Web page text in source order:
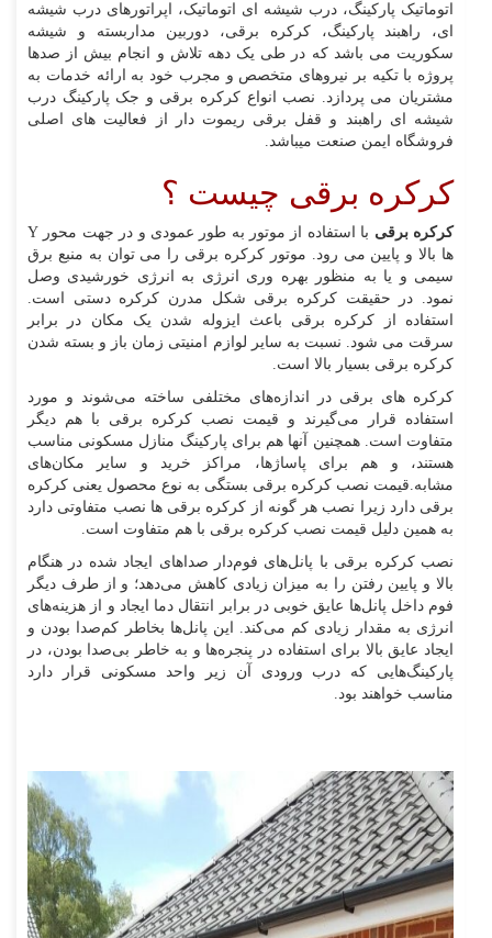
اتوماتیک پارکینگ، درب شیشه ای اتوماتیک، اپراتورهای درب شیشه
ای، راهبند پارکینگ، کرکره برقی، دوربین مداربسته و شیشه
سکوریت می باشد که در طی یک دهه تلاش و انجام بیش از صدها
پروژه با تکیه بر نیروهای متخصص و مجرب خود به ارائه خدمات به
مشتریان می پردازد. نصب انواع کرکره برقی و جک پارکینگ درب
شیشه ای راهبند و قفل برقی ریموت دار از فعالیت های اصلی
فروشگاه ایمن صنعت میباشد.
کرکره برقی چیست ؟
کرکره برقی
با استفاده از موتور به طور عمودی و در جهت محور Y
ها بالا و پایین می رود. موتور کرکره برقی را می توان به منبع برق
سیمی و یا به منظور بهره وری انرژی به انرژی خورشیدی وصل
نمود. در حقیقت کرکره برقی شکل مدرن کرکره دستی است.
استفاده از کرکره برقی باعث ایزوله شدن یک مکان در برابر
سرقت می شود. نسبت به سایر لوازم امنیتی زمان باز و بسته شدن
کرکره برقی بسیار بالا است.
کرکره‌ های برقی در اندازه‌های مختلفی ساخته می‌شوند و مورد
استفاده قرار می‌گیرند و قیمت نصب کرکره برقی با هم دیگر
متفاوت است. همچنین آنها هم برای پارکینگ منازل مسکونی مناسب
هستند، و هم برای پاساژها، مراکز خرید و سایر مکان‌های
مشابه.قیمت نصب کرکره برقی بستگی به نوع محصول یعنی کرکره
برقی دارد زیرا نصب هر گونه از کرکره برقی ها نصب متفاوتی دارد
به همین دلیل قیمت نصب کرکره برقی با هم متفاوت است.
نصب کرکره برقی با پانل‌های فوم‌دار صداهای ایجاد شده در هنگام
بالا و پایین رفتن را به میزان زیادی کاهش می‌دهد؛ و از طرف دیگر
فوم داخل پانل‌ها عایق خوبی در برابر انتقال دما ایجاد و از هزینه‌های
انرژی به مقدار زیادی کم می‌کند. این پانل‌ها بخاطر کم‌صدا بودن و
ایجاد عایق بالا برای استفاده در پنجره‌ها و به خاطر بی‌صدا بودن، در
پارکینگ‌هایی که درب ورودی آن زیر واحد مسکونی قرار دارد
مناسب خواهند بود.